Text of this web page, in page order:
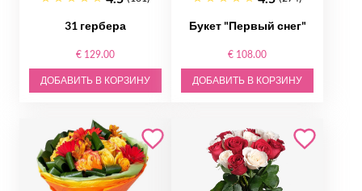
31 гербера
€ 129.00
ДОБАВИТЬ В КОРЗИНУ
Букет "Первый снег"
€ 108.00
ДОБАВИТЬ В КОРЗИНУ